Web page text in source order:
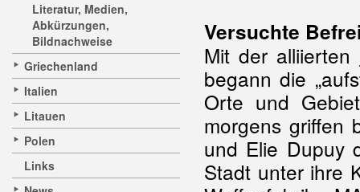
Literatur, Medien,
Abkürzungen,
Bildnachweise
Griechenland
Italien
Litauen
Polen
Links
Versuchte
Mit der alliierten
begann die
Orte und
morgens griffen
und Elie Dupuy
Stadt unter ihre